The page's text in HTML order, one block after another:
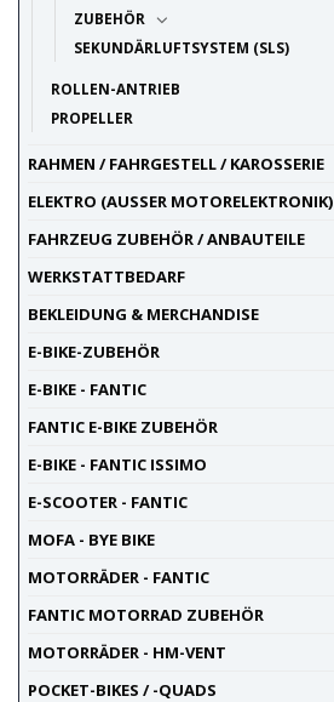
ZUBEHÖR
SEKUNDÄRLUFTSYSTEM (SLS)
ROLLEN-ANTRIEB
PROPELLER
RAHMEN / FAHRGESTELL / KAROSSERIE
ELEKTRO (AUSSER MOTORELEKTRONIK)
FAHRZEUG ZUBEHÖR / ANBAUTEILE
WERKSTATTBEDARF
BEKLEIDUNG & MERCHANDISE
E-BIKE-ZUBEHÖR
E-BIKE - FANTIC
FANTIC E-BIKE ZUBEHÖR
E-BIKE - FANTIC ISSIMO
E-SCOOTER - FANTIC
MOFA - BYE BIKE
MOTORRÄDER - FANTIC
FANTIC MOTORRAD ZUBEHÖR
MOTORRÄDER - HM-VENT
POCKET-BIKES / -QUADS